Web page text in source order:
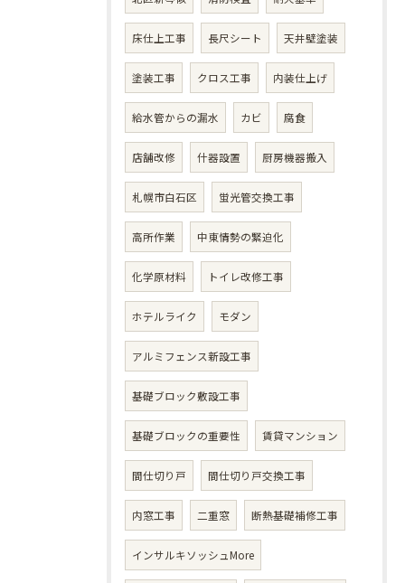
床仕上工事 長尺シート 天井壁塗装
塗装工事 クロス工事 内装仕上げ
給水管からの漏水 カビ 腐食
店舗改修 什器設置 厨房機器搬入
札幌市白石区 蛍光管交換工事
高所作業 中東情勢の緊迫化
化学原材料 トイレ改修工事
ホテルライク モダン
アルミフェンス新設工事
基礎ブロック敷設工事
基礎ブロックの重要性 賃貸マンション
間仕切り戸 間仕切り戸交換工事
内窓工事 二重窓 断熱基礎補修工事
インサルキソッシュMore